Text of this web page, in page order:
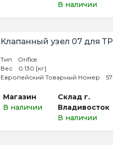
В наличии
Клапанный узел 07 для
Тип Orifice
Вес 0.130 [кг]
Европейский Товарный Номер
Магазин
В наличии
Склад г.
Владивосток
В наличии